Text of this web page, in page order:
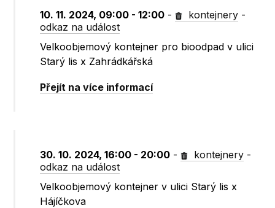
10. 11. 2024, 09:00 - 12:00 - kontejnery -
odkaz na událost
Velkoobjemový kontejner pro bioodpad v ulici
Starý lis x Zahrádkářská
Přejít na více informací
30. 10. 2024, 16:00 - 20:00 - kontejnery -
odkaz na událost
Velkoobjemový kontejner v ulici Starý lis x
Hájíčkova